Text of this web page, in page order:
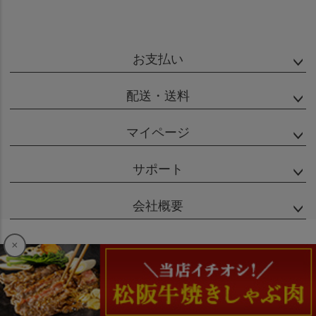
お支払い
配送・送料
マイページ
サポート
会社概要
特定商取引法に基づく表示
個人情報の取扱
Copyright (C) MATSUSHO ALL rights reserved.
×